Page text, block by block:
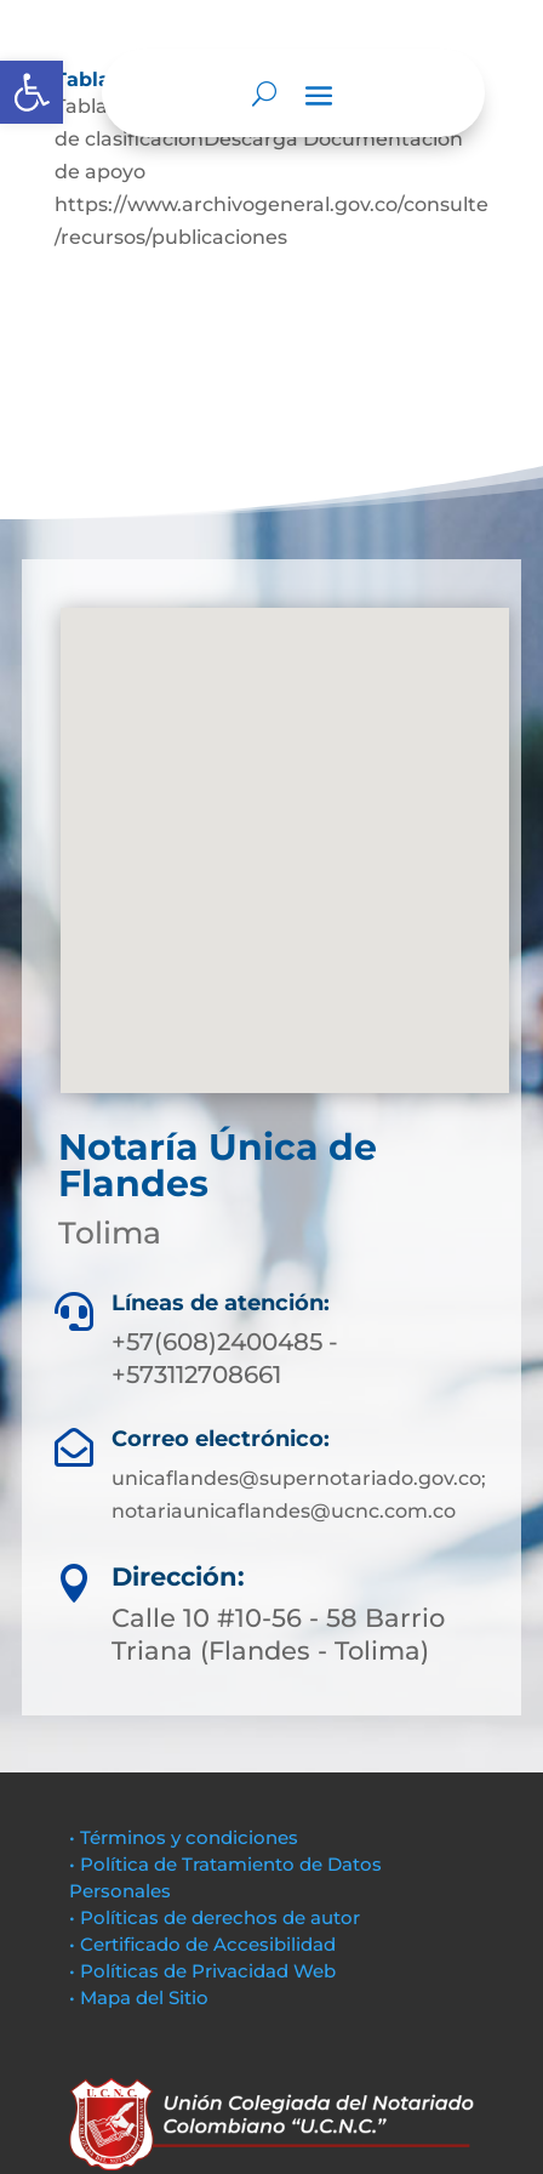
Abrir barra de herramientas
Tablas de retención documental
Tablas de retención documental y cuadro
de clasificaciónDescarga Documentación
de apoyo
https://www.archivogeneral.gov.co/consulte
/recursos/publicaciones
Notaría Única de
Flandes
Tolima
 Líneas de atención:
+57(608)2400485 -
+573112708661
 Correo electrónico:
unicaflandes@supernotariado.gov.co;
notariaunicaflandes@ucnc.com.co

Dirección:
Calle 10 #10-56 - 58 Barrio
Triana (Flandes - Tolima)
• Términos y condiciones
• Política de Tratamiento de Datos
Personales
• Políticas de derechos de autor
• Certificado de Accesibilidad
• Políticas de Privacidad Web
• Mapa del Sitio